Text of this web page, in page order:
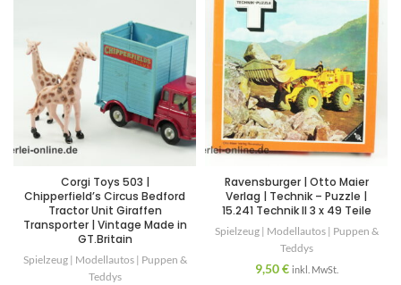
Corgi Toys 503 |
Chipperfield’s Circus Bedford
Tractor Unit Giraffen
Transporter | Vintage Made in
GT.Britain
Spielzeug | Modellautos | Puppen &
Teddys
Ravensburger | Otto Maier
Verlag | Technik – Puzzle |
15.241 Technik II 3 x 49 Teile
Spielzeug | Modellautos | Puppen &
Teddys
9,50€ inkl. MwSt.